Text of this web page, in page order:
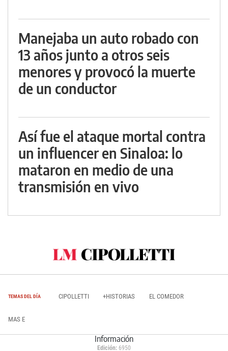
Manejaba un auto robado con
13 años junto a otros seis
menores y provocó la muerte
de un conductor
Así fue el ataque mortal contra
un influencer en Sinaloa: lo
mataron en medio de una
transmisión en vivo
TEMAS DEL DÍA CIPOLLETTI +HISTORIAS EL COMEDOR
MAS E
Información
Edición: 6950